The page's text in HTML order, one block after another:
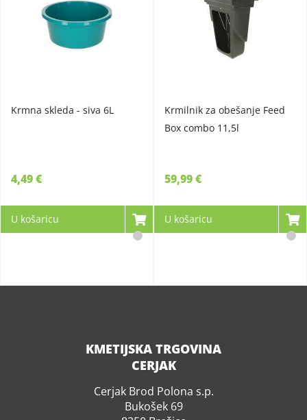
Krmna skleda - siva 6L
4,49 €
U košaricu
Krmilnik za obešanje Feed
Box combo 11,5l
59,99 €
U košaricu
KMETIJSKA TRGOVINA
CERJAK
Cerjak Brod Polona s.p.
Bukošek 69